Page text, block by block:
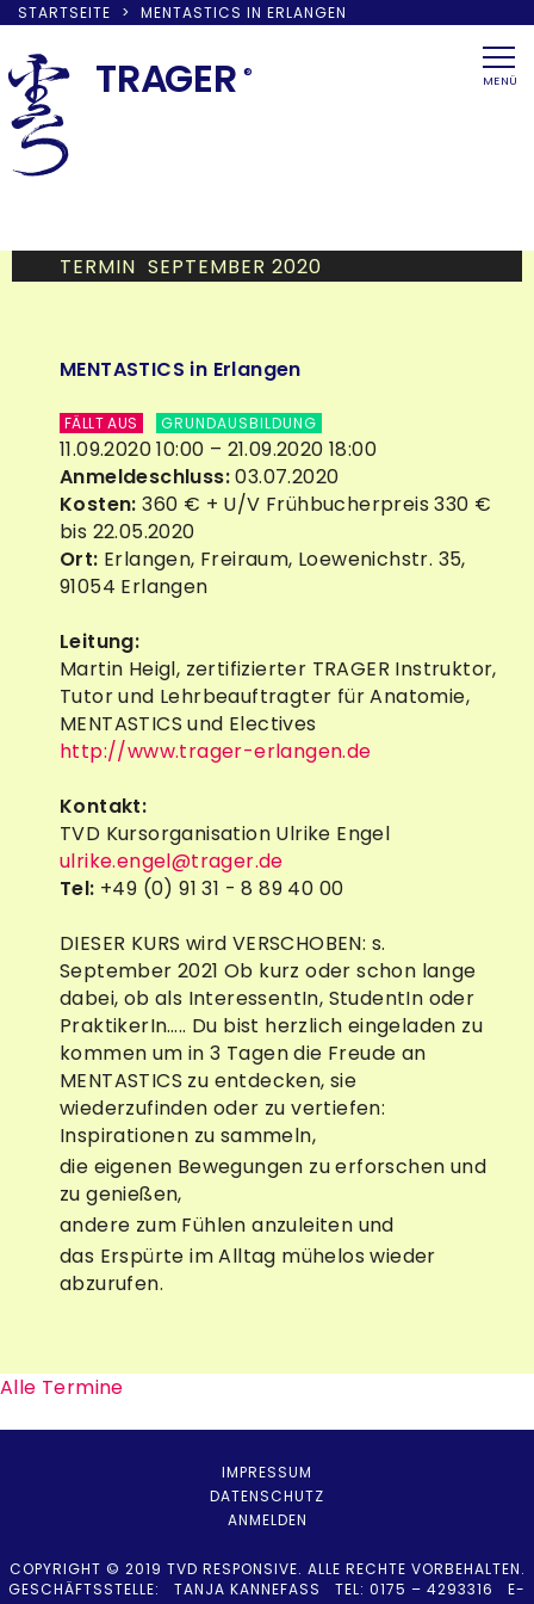
STARTSEITE > MENTASTICS IN ERLANGEN
to
content
TRAGER ® MENÜ
TERMIN SEPTEMBER 2020
MENTASTICS in Erlangen
FÄLLT AUS GRUNDAUSBILDUNG
11.09.2020 10:00 – 21.09.2020 18:00
Anmeldeschluss:03.07.2020
Kosten: 360 € + U/V Frühbucherpreis 330 €
bis 22.05.2020
Ort: Erlangen, Freiraum, Loewenichstr. 35,
91054 Erlangen
Leitung:
Martin Heigl, zertifizierter TRAGER Instruktor,
Tutor und Lehrbeauftragter für Anatomie,
MENTASTICS und Electives
http://www.trager-erlangen.de
Kontakt:
TVD Kursorganisation Ulrike Engel
ulrike.engel@trager.de
Tel: +49 (0) 91 31 - 8 89 40 00
DIESER KURS wird VERSCHOBEN: s.
September 2021 Ob kurz oder schon lange
dabei, ob als InteressentIn, StudentIn oder
PraktikerIn….. Du bist herzlich eingeladen zu
kommen um in 3 Tagen die Freude an
MENTASTICS zu entdecken, sie
wiederzufinden oder zu vertiefen:
Inspirationen zu sammeln,
die eigenen Bewegungen zu erforschen und
zu genießen,
andere zum Fühlen anzuleiten und
das Erspürte im Alltag mühelos wieder
abzurufen.
Alle Termine
IMPRESSUM
DATENSCHUTZ
ANMELDEN
COPYRIGHT © 2019 TVD RESPONSIVE. ALLE RECHTE VORBEHALTEN.
GESCHÄFTSSTELLE: TANJA KANNEFASS TEL: 0175 – 4293316 E-